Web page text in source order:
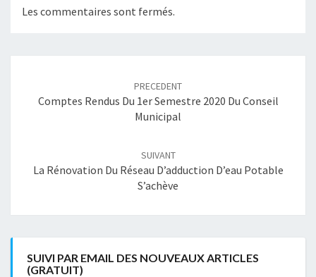
Les commentaires sont fermés.
PRECEDENT
Comptes Rendus Du 1er Semestre 2020 Du Conseil
Municipal
SUIVANT
La Rénovation Du Réseau D’adduction D’eau Potable
S’achève
SUIVI PAR EMAIL DES NOUVEAUX ARTICLES
(GRATUIT)